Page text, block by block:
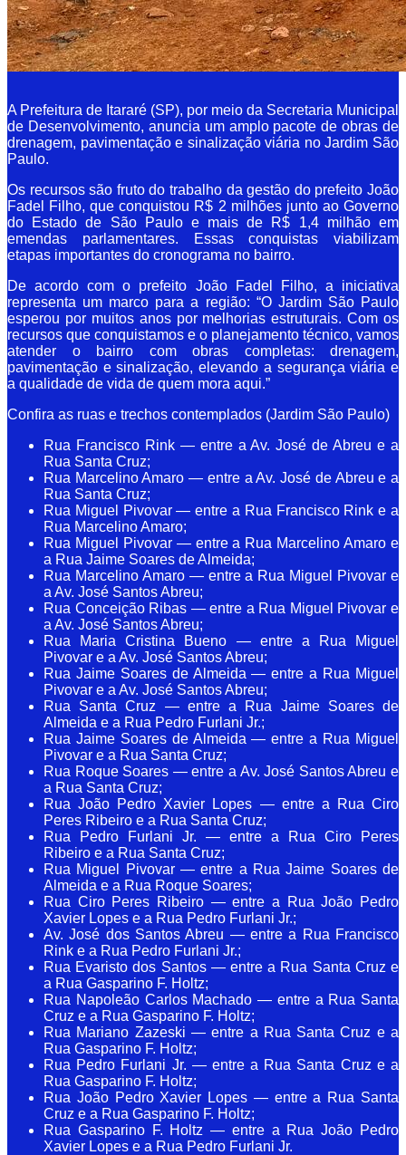
A Prefeitura de Itararé (SP), por meio da Secretaria Municipal
de Desenvolvimento, anuncia um amplo pacote de obras de
drenagem, pavimentação e sinalização viária no Jardim São
Paulo.
Os recursos são fruto do trabalho da gestão do prefeito João
Fadel Filho, que conquistou R$ 2 milhões junto ao Governo
do Estado de São Paulo e mais de R$ 1,4 milhão em
emendas parlamentares. Essas conquistas viabilizam
etapas importantes do cronograma no bairro.
De acordo com o prefeito João Fadel Filho, a iniciativa
representa um marco para a região: “O Jardim São Paulo
esperou por muitos anos por melhorias estruturais. Com os
recursos que conquistamos e o planejamento técnico, vamos
atender o bairro com obras completas: drenagem,
pavimentação e sinalização, elevando a segurança viária e
a qualidade de vida de quem mora aqui.”
Confira as ruas e trechos contemplados (Jardim São Paulo)
Rua Francisco Rink — entre a Av. José de Abreu e a
Rua Santa Cruz;
Rua Marcelino Amaro — entre a Av. José de Abreu e a
Rua Santa Cruz;
Rua Miguel Pivovar — entre a Rua Francisco Rink e a
Rua Marcelino Amaro;
Rua Miguel Pivovar — entre a Rua Marcelino Amaro e
a Rua Jaime Soares de Almeida;
Rua Marcelino Amaro — entre a Rua Miguel Pivovar e
a Av. José Santos Abreu;
Rua Conceição Ribas — entre a Rua Miguel Pivovar e
a Av. José Santos Abreu;
Rua Maria Cristina Bueno — entre a Rua Miguel
Pivovar e a Av. José Santos Abreu;
Rua Jaime Soares de Almeida — entre a Rua Miguel
Pivovar e a Av. José Santos Abreu;
Rua Santa Cruz — entre a Rua Jaime Soares de
Almeida e a Rua Pedro Furlani Jr.;
Rua Jaime Soares de Almeida — entre a Rua Miguel
Pivovar e a Rua Santa Cruz;
Rua Roque Soares — entre a Av. José Santos Abreu e
a Rua Santa Cruz;
Rua João Pedro Xavier Lopes — entre a Rua Ciro
Peres Ribeiro e a Rua Santa Cruz;
Rua Pedro Furlani Jr. — entre a Rua Ciro Peres
Ribeiro e a Rua Santa Cruz;
Rua Miguel Pivovar — entre a Rua Jaime Soares de
Almeida e a Rua Roque Soares;
Rua Ciro Peres Ribeiro — entre a Rua João Pedro
Xavier Lopes e a Rua Pedro Furlani Jr.;
Av. José dos Santos Abreu — entre a Rua Francisco
Rink e a Rua Pedro Furlani Jr.;
Rua Evaristo dos Santos — entre a Rua Santa Cruz e
a Rua Gasparino F. Holtz;
Rua Napoleão Carlos Machado — entre a Rua Santa
Cruz e a Rua Gasparino F. Holtz;
Rua Mariano Zazeski — entre a Rua Santa Cruz e a
Rua Gasparino F. Holtz;
Rua Pedro Furlani Jr. — entre a Rua Santa Cruz e a
Rua Gasparino F. Holtz;
Rua João Pedro Xavier Lopes — entre a Rua Santa
Cruz e a Rua Gasparino F. Holtz;
Rua Gasparino F. Holtz — entre a Rua João Pedro
Xavier Lopes e a Rua Pedro Furlani Jr.